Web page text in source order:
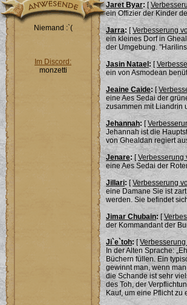
Niemand :`(
Im Discord:
monzetti
Jaret Byar: [
ein Offizier der Kinder
Jarra: [Verbesserung
ein kleines Dorf in
der Umgebung.
Jasin Natael : [
ein von Asmodean
Jeaine Caide: [
eine Aes Sedai der
zusammen mit Liandrin
Jehannah: [
Jehannah ist die
von Ghealdan regiert
Jenare:[Verbesserung
eine Aes Sedai der
Jillari: [Verbesserung
eine Damane Sie ist
werden. Sie befindet
Jimar Chubain:[
der Kommandant der
Ji`e`toh:[
In der Alten Sprache:
Büchern füllen. Ein
gewinnt man, wenn
die Schande ist sehr
des Toh, der
Kauf, um eine Pflicht